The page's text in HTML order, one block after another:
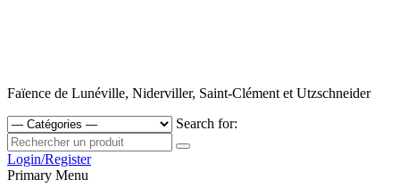
Faïence de Lunéville, Niderviller, Saint-Clément et Utzschneider
Search for:
Login/Register
Primary Menu